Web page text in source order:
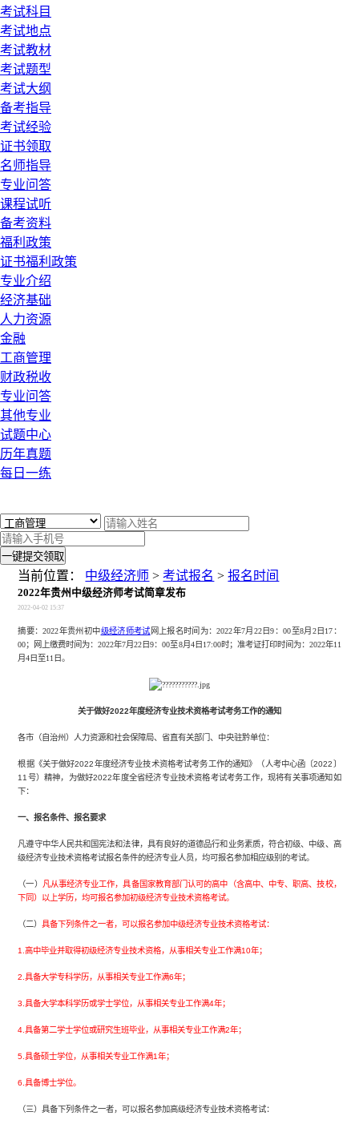
考试科目
考试地点
考试教材
考试题型
考试大纲
备考指导
考试经验
证书领取
名师指导
专业问答
课程试听
备考资料
福利政策
证书福利政策
专业介绍
经济基础
人力资源
金融
工商管理
财政税收
专业问答
其他专业
试题中心
历年真题
每日一练
一键提交领取
当前位置： 中级经济师 >考试报名 >报名时间
2022年贵州中级经济师考试简章发布
2022-04-02 15:37
摘要：2022年贵州初中级经济师考试 网上报名时间为：2022年7月22日9：00至8月2日17：
00；网上缴费时间为：2022年7月22日9：00至8月4日17:00时；准考证打印时间为：2022年11
月4日至11日。
关于做好2022年度经济专业技术资格考试考务工作的通知
各市（自治州）人力资源和社会保障局、省直有关部门、中央驻黔单位：
根据《关于做好2022年度经济专业技术资格考试考务工作的通知》（人考中心函〔2022〕
11号）精神，为做好2022年度全省经济专业技术资格考试考务工作，现将有关事项通知如
下：
一、报名条件、报名要求
凡遵守中华人民共和国宪法和法律，具有良好的道德品行和业务素质，符合初级、中级、高
级经济专业技术资格考试报名条件的经济专业人员，均可报名参加相应级别的考试。
（一）
凡从事经济专业工作，具备国家教育部门认可的高中（含高中、中专、职高、技校，
下同）以上学历，均可报名参加初级经济专业技术资格考试。
（二）具备下列条件之一者，可以报名参加中级经济专业技术资格考试：
1.高中毕业并取得初级经济专业技术资格，从事相关专业工作满10年；
2.具备大学专科学历，从事相关专业工作满6年；
3.具备大学本科学历或学士学位，从事相关专业工作满4年；
4.具备第二学士学位或研究生班毕业，从事相关专业工作满2年；
5.具备硕士学位，从事相关专业工作满1年；
6.具备博士学位。
（三）具备下列条件之一者，可以报名参加高级经济专业技术资格考试：